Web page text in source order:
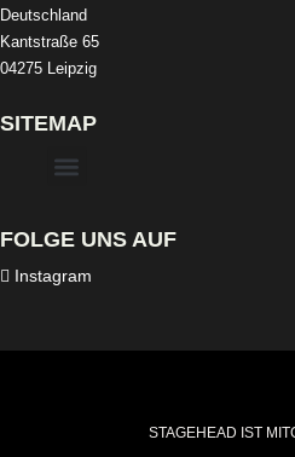
Deutschland
Kantstraße 65
04275 Leipzig
SITEMAP
FOLGE UNS AUF
Instagram
STAGEHEAD IST